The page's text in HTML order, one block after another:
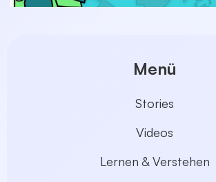
Menü
Stories
Videos
Lernen & Verstehen